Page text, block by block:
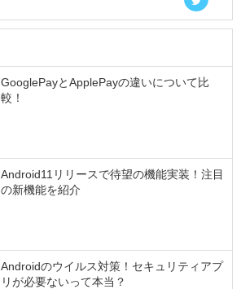
GooglePayとApplePayの違いについて比
較！
Android11リリースで待望の機能実装！注目
の新機能を紹介
Androidのウイルス対策！セキュリティアプ
リが必要ないって本当？